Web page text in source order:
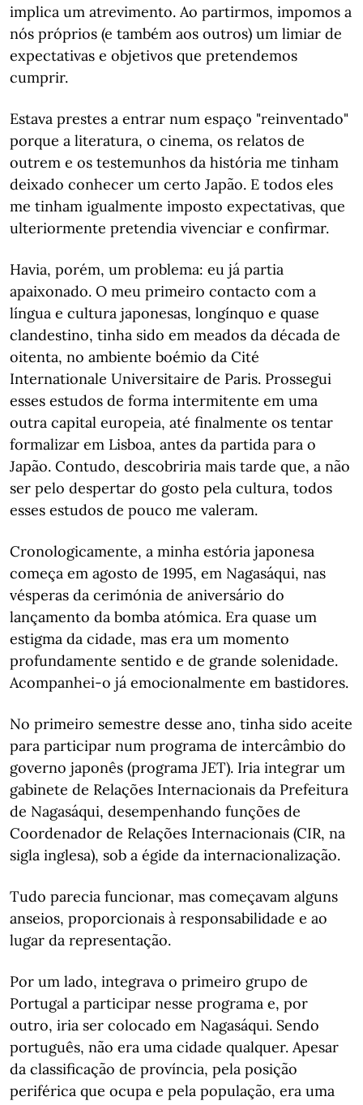
implica um atrevimento. Ao partirmos, impomos a
nós próprios (e também aos outros) um limiar de
expectativas e objetivos que pretendemos
cumprir.
Estava prestes a entrar num espaço "reinventado"
porque a literatura, o cinema, os relatos de
outrem e os testemunhos da história me tinham
deixado conhecer um certo Japão. E todos eles
me tinham igualmente imposto expectativas, que
ulteriormente pretendia vivenciar e confirmar.
Havia, porém, um problema: eu já partia
apaixonado. O meu primeiro contacto com a
língua e cultura japonesas, longínquo e quase
clandestino, tinha sido em meados da década de
oitenta, no ambiente boémio da Cité
Internationale Universitaire de Paris. Prossegui
esses estudos de forma intermitente em uma
outra capital europeia, até finalmente os tentar
formalizar em Lisboa, antes da partida para o
Japão. Contudo, descobriria mais tarde que, a não
ser pelo despertar do gosto pela cultura, todos
esses estudos de pouco me valeram.
Cronologicamente, a minha estória japonesa
começa em agosto de 1995, em Nagasáqui, nas
vésperas da cerimónia de aniversário do
lançamento da bomba atómica. Era quase um
estigma da cidade, mas era um momento
profundamente sentido e de grande solenidade.
Acompanhei-o já emocionalmente em bastidores.
No primeiro semestre desse ano, tinha sido aceite
para participar num programa de intercâmbio do
governo japonês (programa JET). Iria integrar um
gabinete de Relações Internacionais da Prefeitura
de Nagasáqui, desempenhando funções de
Coordenador de Relações Internacionais (CIR, na
sigla inglesa), sob a égide da internacionalização.
Tudo parecia funcionar, mas começavam alguns
anseios, proporcionais à responsabilidade e ao
lugar da representação.
Por um lado, integrava o primeiro grupo de
Portugal a participar nesse programa e, por
outro, iria ser colocado em Nagasáqui. Sendo
português, não era uma cidade qualquer. Apesar
da classificação de província, pela posição
periférica que ocupa e pela população, era uma